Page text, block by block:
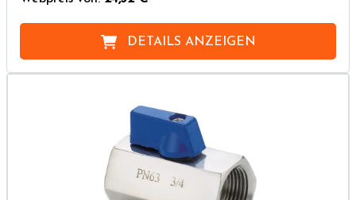
DETAILS ANZEIGEN